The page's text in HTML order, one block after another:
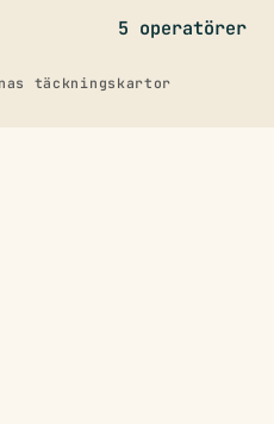
5 operatörer
täckningskartor